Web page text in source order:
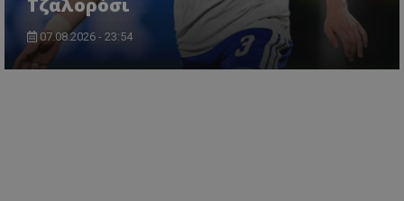
07.08.2026 - 23:54